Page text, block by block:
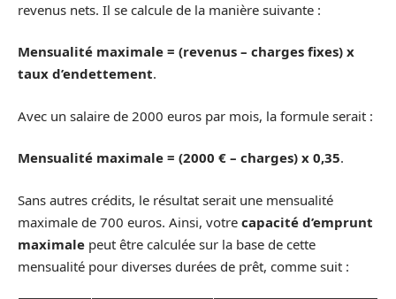
revenus nets. Il se calcule de la manière suivante :
Mensualité maximale = (revenus – charges fixes) x
taux d’endettement.
Avec un salaire de 2000 euros par mois, la formule serait :
Mensualité maximale = (2000 € – charges) x 0,35.
Sans autres crédits, le résultat serait une mensualité
maximale de 700 euros. Ainsi, votre capacité d’emprunt
maximale peut être calculée sur la base de cette
mensualité pour diverses durées de prêt, comme suit :